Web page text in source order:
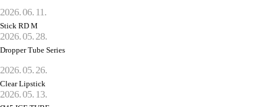
2026. 06. 11.
Stick RD M
2026. 05. 28.
Dropper Tube Series
2026. 05. 26.
Clear Lipstick
2026. 05. 13.